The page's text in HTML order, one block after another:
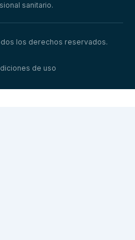
sanitario.
los derechos reservados.
de uso